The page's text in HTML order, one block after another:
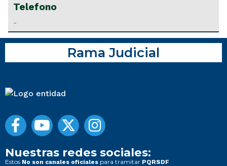
Telefono
-
Rama Judicial
Nuestras redes sociales:
Estos No son canales oficiales para tramitar PQRSDF